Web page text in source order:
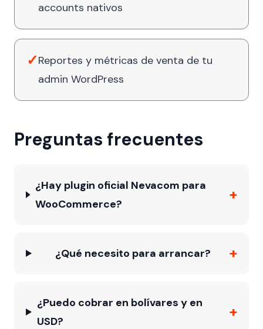
accounts nativos
✓Reportes y métricas de venta de tu
admin WordPress
Preguntas frecuentes
¿Hay plugin oficial Nevacom para
WooCommerce?
+
¿Qué necesito para arrancar? +
¿Puedo cobrar en bolívares y en
USD?
+